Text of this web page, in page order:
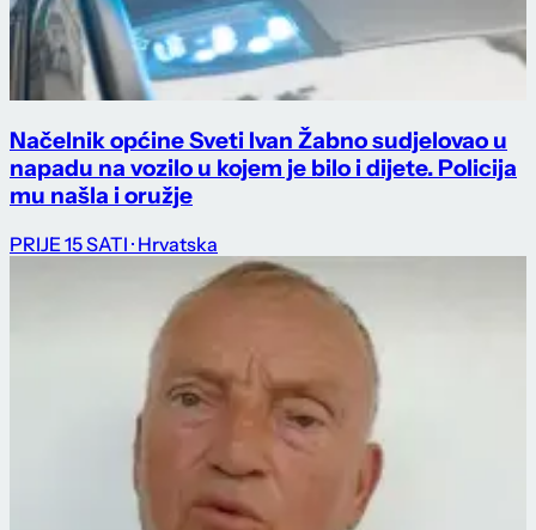
Načelnik općine Sveti Ivan Žabno sudjelovao u
napadu na vozilo u kojem je bilo i dijete. Policija
mu našla i oružje
PRIJE 15 SATI · Hrvatska